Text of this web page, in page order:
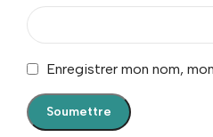
Enregistrer mon nom,